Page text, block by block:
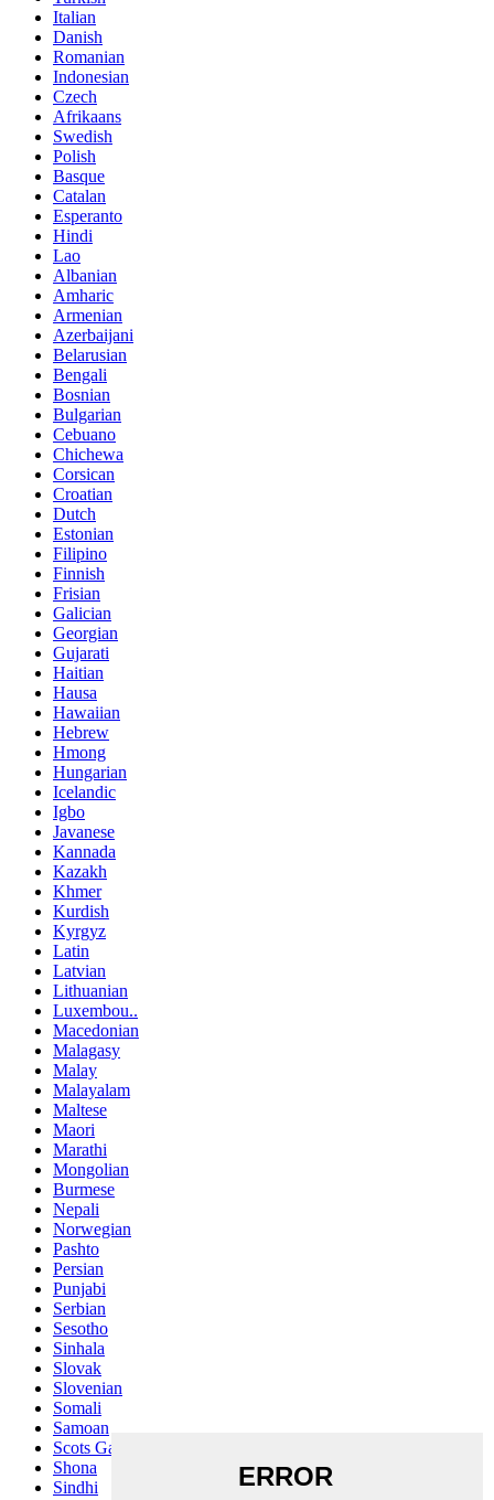
Italian
Danish
Romanian
Indonesian
Czech
Afrikaans
Swedish
Polish
Basque
Catalan
Esperanto
Hindi
Lao
Albanian
Amharic
Armenian
Azerbaijani
Belarusian
Bengali
Bosnian
Bulgarian
Cebuano
Chichewa
Corsican
Croatian
Dutch
Estonian
Filipino
Finnish
Frisian
Galician
Georgian
Gujarati
Haitian
Hausa
Hawaiian
Hebrew
Hmong
Hungarian
Icelandic
Igbo
Javanese
Kannada
Kazakh
Khmer
Kurdish
Kyrgyz
Latin
Latvian
Lithuanian
Luxembou..
Macedonian
Malagasy
Malay
Malayalam
Maltese
Maori
Marathi
Mongolian
Burmese
Nepali
Norwegian
Pashto
Persian
Punjabi
Serbian
Sesotho
Sinhala
Slovak
Slovenian
Somali
Samoan
Scots Gaelic
Shona
Sindhi